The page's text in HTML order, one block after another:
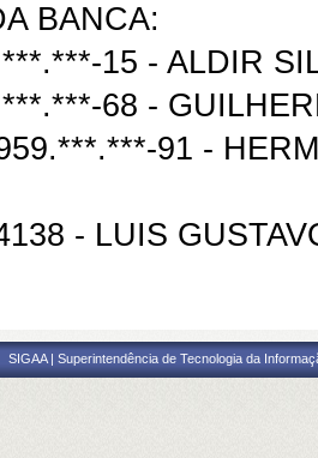
BANCA:
15 - ALDIR
68 -
91 -
- LUIS
SIGAA | Superintendência de Tecnologia da